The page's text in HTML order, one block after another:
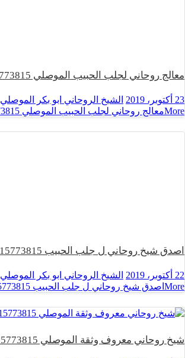
معالج روحاني لجلب الحبيب الموصلي 00905315773815
23 أكتوبر، 2019 الشيخ الروحاني ابو بكر الموصلي
Moreمعالج روحاني لجلب الحبيب الموصلي 00905315773815
اصدق شيخ روحاني ل جلب الحبيب 00905315773815
22 أكتوبر، 2019 الشيخ الروحاني ابو بكر الموصلي
More اصدق شيخ روحاني ل جلب الحبيب 00905315773815
شيخ روحاني معروف وثقة الموصلي 00905315773815